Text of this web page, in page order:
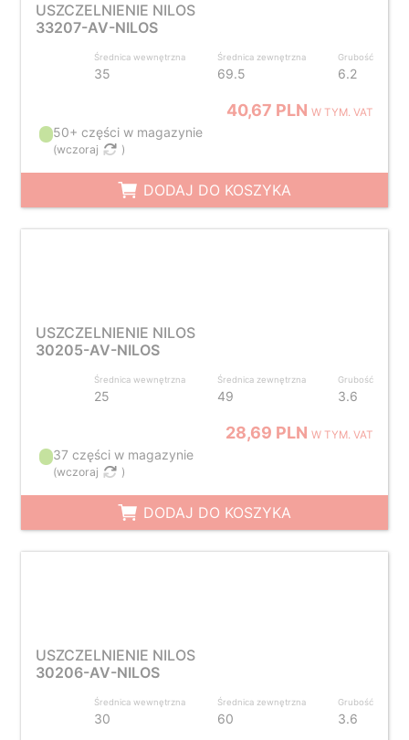
USZCZELNIENIE NILOS
33207-AV-NILOS
Średnica wewnętrzna
35
Średnica zewnętrzna
69.5
Grubość
6.2
40,67 PLNW TYM. VAT
50+ części w magazynie
(wczoraj )
DODAJ DO KOSZYKA
USZCZELNIENIE NILOS
30205-AV-NILOS
Średnica wewnętrzna
25
Średnica zewnętrzna
49
Grubość
3.6
28,69 PLNW TYM. VAT
37 części w magazynie
(wczoraj )
DODAJ DO KOSZYKA
USZCZELNIENIE NILOS
30206-AV-NILOS
Średnica wewnętrzna
30
Średnica zewnętrzna
60
Grubość
3.6